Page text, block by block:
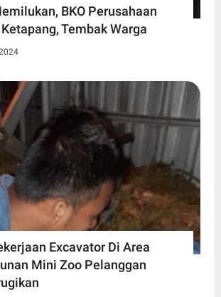
BKO Perusahaan
Tembak Warga
Excavator Di Area
Mini Zoo Pelanggan